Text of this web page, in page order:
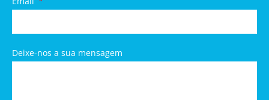
Deixe-nos a sua mensagem